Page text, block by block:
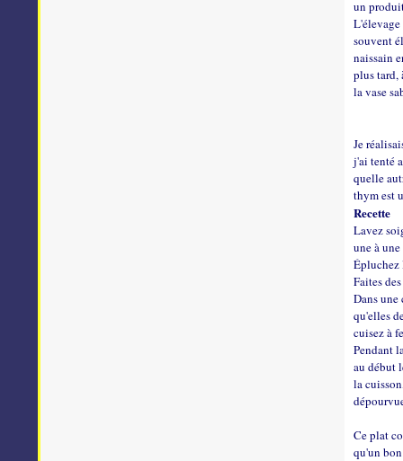
un
souvent
naissain
plus tard,
la vase
Je
j'ai tenté
quelle
thym est
Recette
Lavez
une à
Épluchez
Faites
Dans
qu'elles
cuisez à
Pendant
au début
la
Ce plat
qu'un